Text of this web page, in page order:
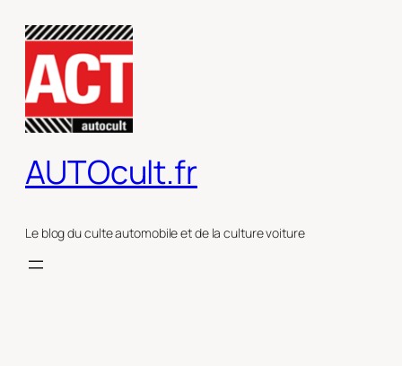
contenu
AUTOcult.fr
Le blog du culte automobile et de la culture voiture